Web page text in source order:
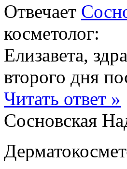
Отвечает
косметолог:
Елизавета,
второго дня
Читать ответ »
Сосновская